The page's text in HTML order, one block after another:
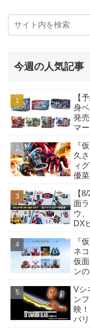
今週の人気記事
【
身
発
マ
も！
『
久
ィ
優
ん
【
面
ウ
DX
か
『
ネ
仮
ン
Vシ
ン
映
バ